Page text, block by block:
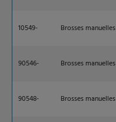
10549- Brosses manuelles
90546- Brosses manuelles
90548- Brosses manuelles